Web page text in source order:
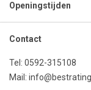
Openingstijden
Contact
Tel: 0592-315108
Mail: